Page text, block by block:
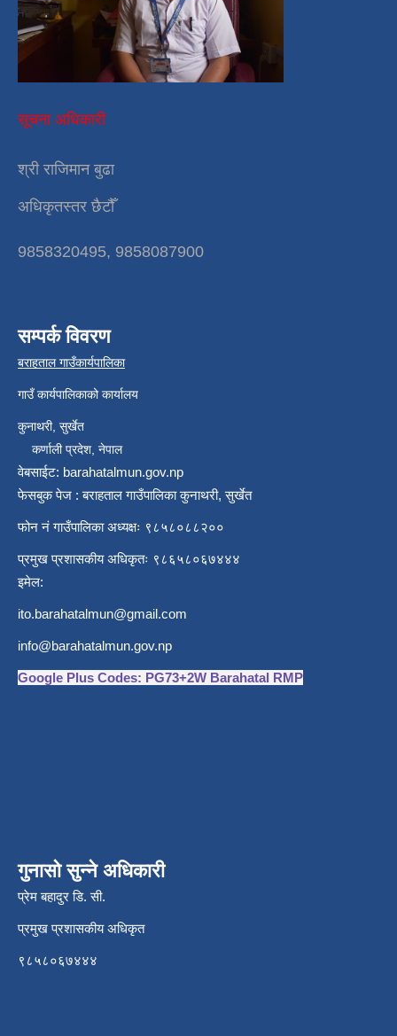
सूचना अधिकारी
श्री राजिमान बुढा
अधिकृतस्तर छैटौँ
9858320495, 9858087900
सम्पर्क विवरण
बराहताल गाउँकार्यपालिका
गाउँ कार्यपालिकाको कार्यालय
कुनाथरी, सुर्खेत
कर्णाली प्रदेश, नेपाल
वेबसाईट: barahatalmun.gov.np
फेसबुक पेज : बराहताल गाउँपालिका कुनाथरी, सुर्खेत
फोन नं गाउँपालिका अध्यक्षः ९८५८०८८२००
प्रमुख प्रशासकीय अधिकृतः ९८६५८०६७४४४
इमेल:
ito.barahatalmun@gmail.com
info@barahatalmun.gov.np
Google Plus Codes: PG73+2W Barahatal RMP
गुनासो सुन्ने अधिकारी
प्रेम बहादुर डि. सी.
प्रमुख प्रशासकीय अधिकृत
९८५८०६७४४४